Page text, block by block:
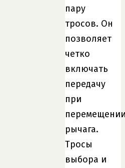
пару
тросов. Он
позволяет
четко
включать
передачу
при
рычага.
Тросы
выбора и